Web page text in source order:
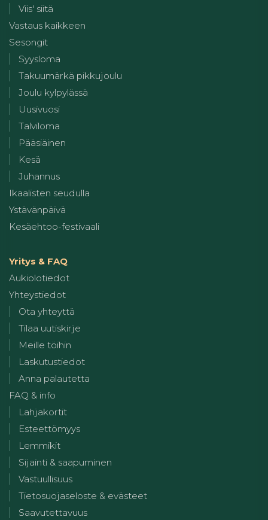
Viis' siitä
Vastaus kaikkeen
Sesongit
Syysloma
Takuumärkä pikkujoulu
Joulu kylpylässä
Uusivuosi
Talviloma
Pääsiäinen
Kesä
Juhannus
Ikaalisten seudulla
Ystävänpäivä
Kesäehtoo-festivaali
Yritys & FAQ
Aukiolotiedot
Yhteystiedot
Ota yhteyttä
Tilaa uutiskirje
Meille töihin
Laskutustiedot
Anna palautetta
FAQ & info
Lahjakortit
Esteettömyys
Lemmikit
Sijainti & saapuminen
Vastuullisuus
Tietosuojaseloste & evästeet
Saavutettavuus